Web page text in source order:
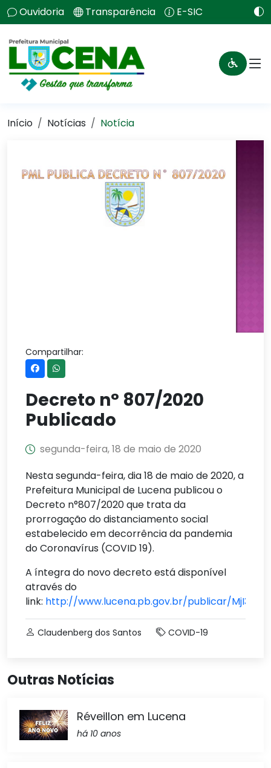
Ouvidoria Transparência E-SIC
Início Notícias Notícia
Compartilhar:
Decreto n° 807/2020
Publicado
segunda-feira, 18 de maio de 2020
Nesta segunda-feira, dia 18 de maio de 2020, a
Prefeitura Municipal de Lucena publicou o
Decreto n°807/2020 que trata da
prorrogação do distanciamento social
estabelecido em decorrência da pandemia
do Coronavírus (COVID 19).
A íntegra do novo decreto está disponível
através do
link: http://www.lucena.pb.gov.br/publicar/MjI3/
Claudenberg dos Santos COVID-19
Outras Notícias
Réveillon em Lucena
há 10 anos